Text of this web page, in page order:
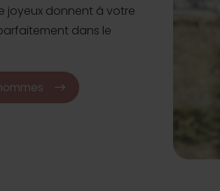
joyeux donnent à votre
dans le